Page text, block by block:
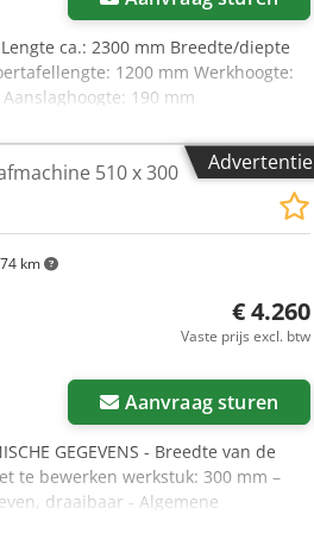
ca.: 2300 mm Breedte/diepte
1200 mm Werkhoogte:
190 mm
(dikteschaaf): 120 mm Hoofdmotor:
Toelichting benodigde ruimte: De
Machinebehuizing
mm Breedte: 3500 mm
ruimte om het aanbevolen
3,5 mm Maximale
V Crodpoxtgz Eofx Aixsf Fases: 3 Ph
Aantal schaafmessen: 4 st.
18 m/min Beschikbaarheid: op korte
Advertentie
km
510 x 300
€ 4.260
Vaste prijs excl. btw
Aanvraag sturen
GEGEVENS - Breedte van de
te bewerken werkstuk: 300 mm –
draaibaar - Algemene
afvoerwals – van onder: -